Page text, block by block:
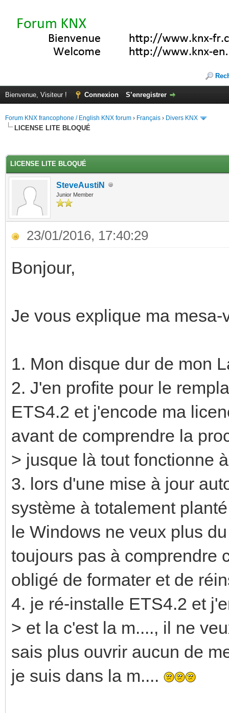
Bienvenue, Visiteur ! Connexion S’enregistrer
Forum KNX francophone / English KNX forum › Français › Divers KNX
LICENSE LITE BLOQUÉ
LICENSE LITE BLOQUÉ
SteveAustiN
Junior Member
23/01/2016, 17:40:29
Bonjour,
Je vous explique ma mesa-
1. Mon disque dur de mon
2. J'en profite pour le
ETS4.2 et j'encode ma
avant de comprendre la
> jusque là tout fonctionne
3. lors d'une mise à jour
système à totalement
le Windows ne veux plus
toujours pas à comprendre
obligé de formater et de
4. je ré-installe ETS4.2 et
> et la c'est la m...., il ne
sais plus ouvrir aucun de
je suis dans la m....